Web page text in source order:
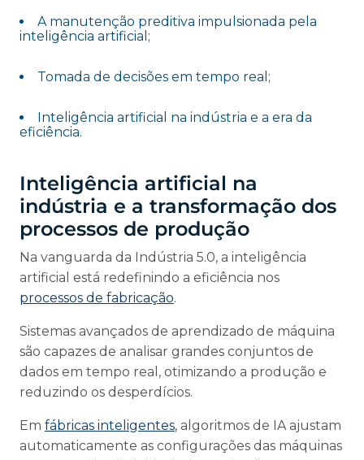
A manutenção preditiva impulsionada pela
inteligência artificial;
Tomada de decisões em tempo real;
Inteligência artificial na indústria e a era da
eficiência.
Inteligência artificial na
indústria e a transformação dos
processos de produção
Na vanguarda da Indústria 5.0, a inteligência
artificial está redefinindo a eficiência nos
processos de fabricação.
Sistemas avançados de aprendizado de máquina
são capazes de analisar grandes conjuntos de
dados em tempo real, otimizando a produção e
reduzindo os desperdícios.
Em fábricas inteligentes, algoritmos de IA ajustam
automaticamente as configurações das máquinas